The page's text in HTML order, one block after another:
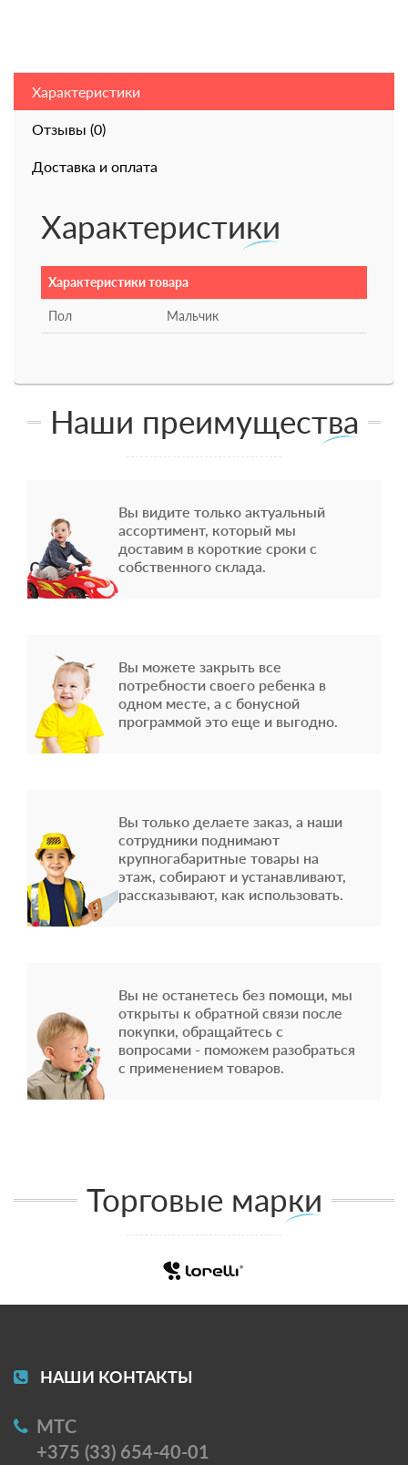
Характеристики
Отзывы (0)
Доставка и оплата
Характеристики
Характеристики товара
Пол Мальчик
Наши преимущества
Вы видите только актуальный
ассортимент, который мы
доставим в короткие сроки с
собственного склада.
Вы можете закрыть все
потребности своего ребенка в
одном месте, а с бонусной
программой это еще и выгодно.
Вы только делаете заказ, а наши
сотрудники поднимают
крупногабаритные товары на
этаж, собирают и устанавливают,
рассказывают, как использовать.
Вы не останетесь без помощи, мы
открыты к обратной связи после
покупки, обращайтесь с
вопросами - поможем разобраться
с применением товаров.
Торговые марки
НАШИ КОНТАКТЫ
МТС
+375 (33) 654-40-01